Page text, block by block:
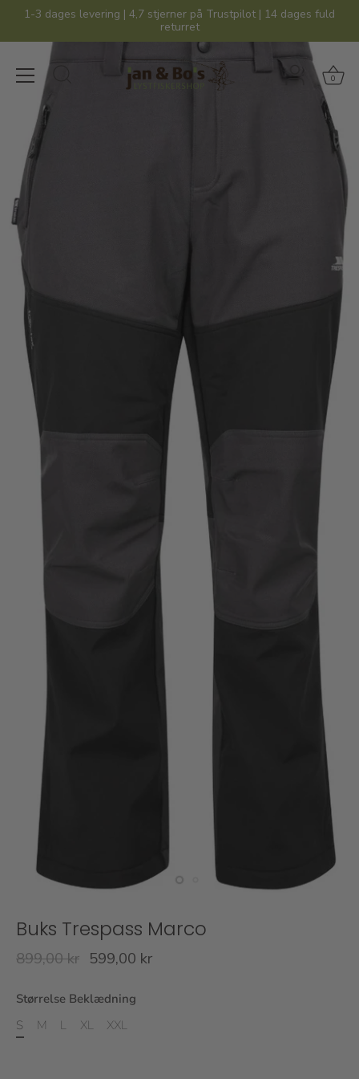
indhold
1-3 dages levering | 4,7 stjerner på Trustpilot | 14 dages fuld
returret
0
Buks Trespass Marco
899,00 kr 599,00 kr
Størrelse Beklædning
S
M L XL XXL